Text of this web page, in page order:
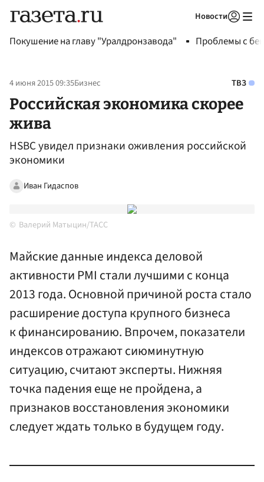
Новости
Покушение на главу "Уралдронзавода" Проблемы с
4 июня 2015 09:35Бизнес ТВЗ
Российская экономика скорее
жива
HSBC увидел признаки оживления российской
экономики
Иван Гидаспов
Валерий Матыцин/ТАСС
Майские данные индекса деловой
активности PMI стали лучшими с конца
2013 года. Основной причиной роста стало
расширение доступа крупного бизнеса
к финансированию. Впрочем, показатели
индексов отражают сиюминутную
ситуацию, считают эксперты. Нижняя
точка падения еще не пройдена, а
признаков восстановления экономики
следует ждать только в будущем году.